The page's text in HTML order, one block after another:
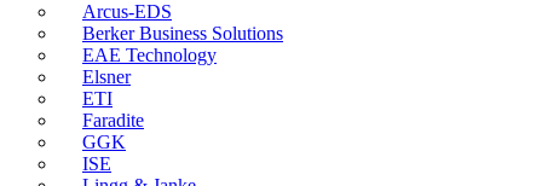
Arcus-EDS
Berker Business Solutions
EAE Technology
Elsner
ETI
Faradite
GGK
ISE